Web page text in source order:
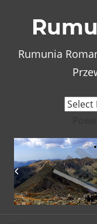
Rumunia